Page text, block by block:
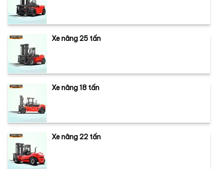
Xe nâng 25 tấn
Xe nâng 18 tấn
Xe nâng 22 tấn